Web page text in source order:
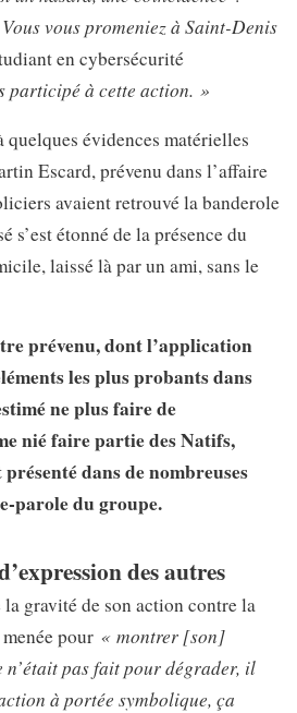
vous promeniez à Saint-Denis
en cybersécurité
participé à cette action. »
quelques évidences matérielles
Escard, prévenu dans l’affaire
avaient retrouvé la banderole
s’est étonné de la présence du
laissé là par un ami, sans le
prévenu, dont l’application
les plus probants dans
ne plus faire de
nié faire partie des Natifs,
dans de nombreuses
parole du groupe.
des autres
gravité de son action contre la
pour « montrer [son]
n’était pas fait pour dégrader, il
à portée symbolique, ça